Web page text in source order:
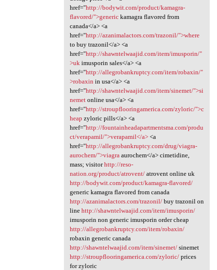
href="http://bodywit.com/product/kamagra-
flavored/">generickamagra flavored from
canada</a> <a
href="http://azanimalactors.com/trazonil/">where
to buy trazonil</a> <a
href="http://shawntelwaajid.com/item/imusporin/"
>uk imusporin sales</a> <a
href="http://allegrobankruptcy.com/item/robaxin/"
>robaxin in usa</a> <a
href="http://shawntelwaajid.com/item/sinemet/">si
nemetonline usa</a> <a
href="http://stroupflooringamerica.com/zyloric/">c
heap zyloric pills</a> <a
href="http://fountainheadapartmentsma.com/produ
ct/verapamil/">verapamil</a><a
href="http://allegrobankruptcy.com/drug/viagra-
aurochem/">viagra aurochem</a> cimetidine,
mass; visitorhttp://reso-
nation.org/product/atrovent/atrovent online uk
http://bodywit.com/product/kamagra-flavored/
generic kamagra flavored from canada
http://azanimalactors.com/trazonil/buy trazonil on
line http://shawntelwaajid.com/item/imusporin/
imusporin non generic imusporin order cheap
http://allegrobankruptcy.com/item/robaxin/
robaxin generic canada
http://shawntelwaajid.com/item/sinemet/sinemet
http://stroupflooringamerica.com/zyloric/prices
for zyloric